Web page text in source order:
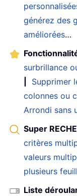
générez des
améliorées…
surbrillance
Supprimer
colonnes ou
Arrondi sans
Super
critères
valeurs
plusieurs
Liste